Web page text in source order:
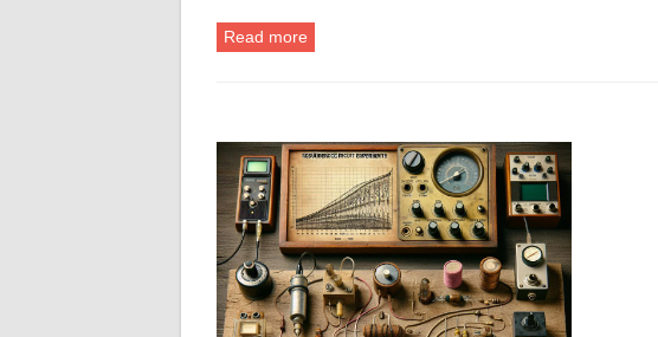
Read more